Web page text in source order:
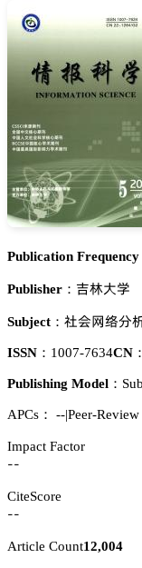
Publication Frequency
Publisher： 剈㲸𬬻惒
Subject： 㪫肦㢿謩湿
ISSN： 1007-7634CN：
Publishing Model：
APCs： --|Peer-
Impact Factor
--
CiteScore
--
Article Count12,004